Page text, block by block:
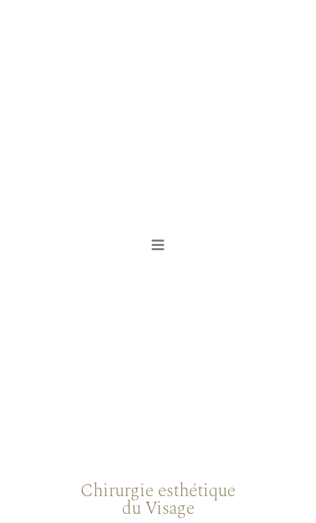
Chirurgie esthétique
du Visage